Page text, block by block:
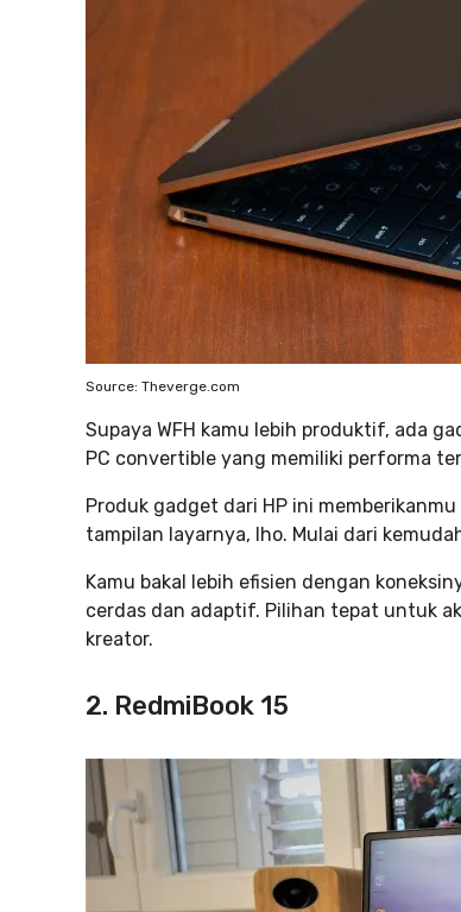
Source: Theverge.com
Supaya WFH kamu lebih produktif, ada
PC convertible yang memiliki performa
Produk gadget dari HP ini
tampilan layarnya, lho. Mulai dari
Kamu bakal lebih efisien dengan
cerdas dan adaptif. Pilihan tepat untuk
kreator.
2. RedmiBook 15